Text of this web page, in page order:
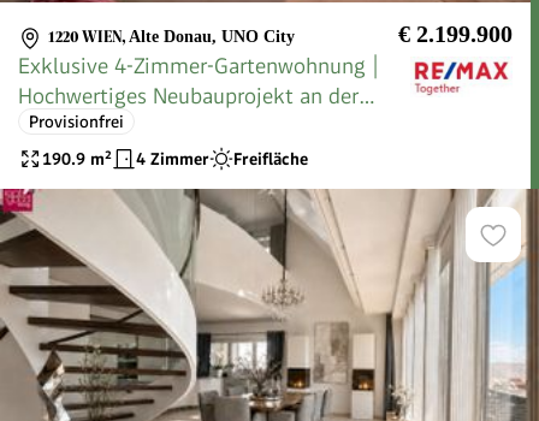
1220 WIEN, Alte Donau, UNO City € 2.199.900
Exklusive 4-Zimmer-Gartenwohnung |
Hochwertiges Neubauprojekt an der
Alten Donau | EIGENGRUND!
Provisionfrei
190.9 m² 4 Zimmer Freifläche